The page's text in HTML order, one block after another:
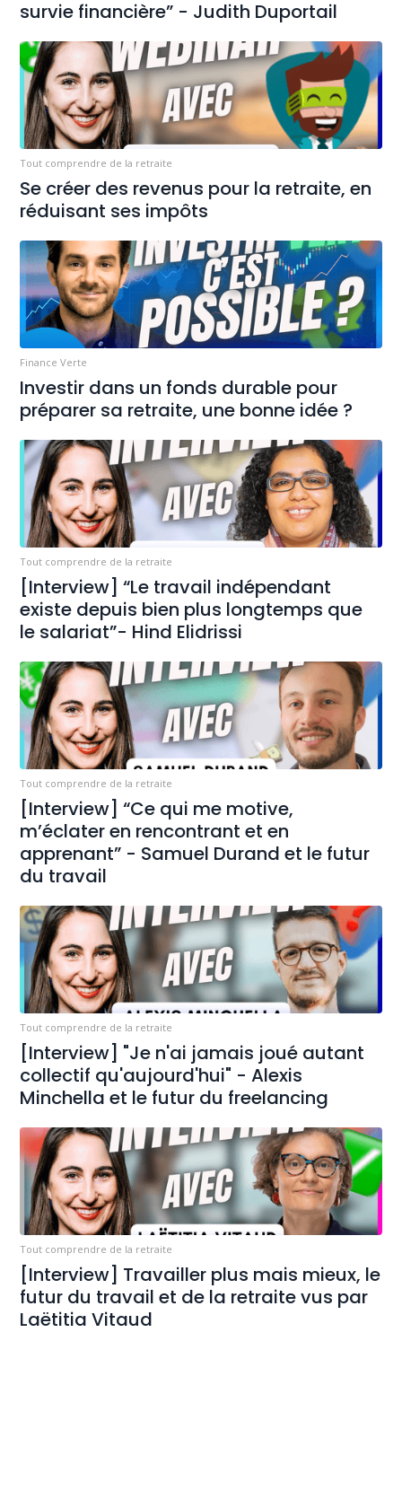
survie financière” - Judith Duportail
Tout comprendre de la retraite
Se créer des revenus pour la retraite, en
réduisant ses impôts
Finance Verte
Investir dans un fonds durable pour
préparer sa retraite, une bonne idée ?
Tout comprendre de la retraite
[Interview] “Le travail indépendant
existe depuis bien plus longtemps que
le salariat”- Hind Elidrissi
Tout comprendre de la retraite
[Interview] “Ce qui me motive,
m’éclater en rencontrant et en
apprenant” - Samuel Durand et le futur
du travail
Tout comprendre de la retraite
[Interview] "Je n'ai jamais joué autant
collectif qu'aujourd'hui" - Alexis
Minchella et le futur du freelancing
Tout comprendre de la retraite
[Interview] Travailler plus mais mieux, le
futur du travail et de la retraite vus par
Laëtitia Vitaud